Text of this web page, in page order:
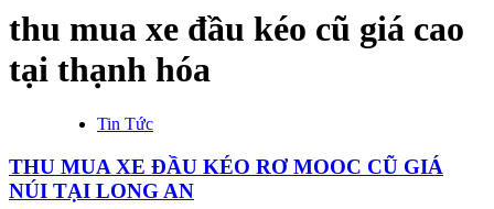
thu mua xe đầu kéo cũ giá cao
tại thạnh hóa
Tin Tức
THU MUA XE ĐẦU KÉO RƠ MOOC CŨ GIÁ
NÚI TẠI LONG AN